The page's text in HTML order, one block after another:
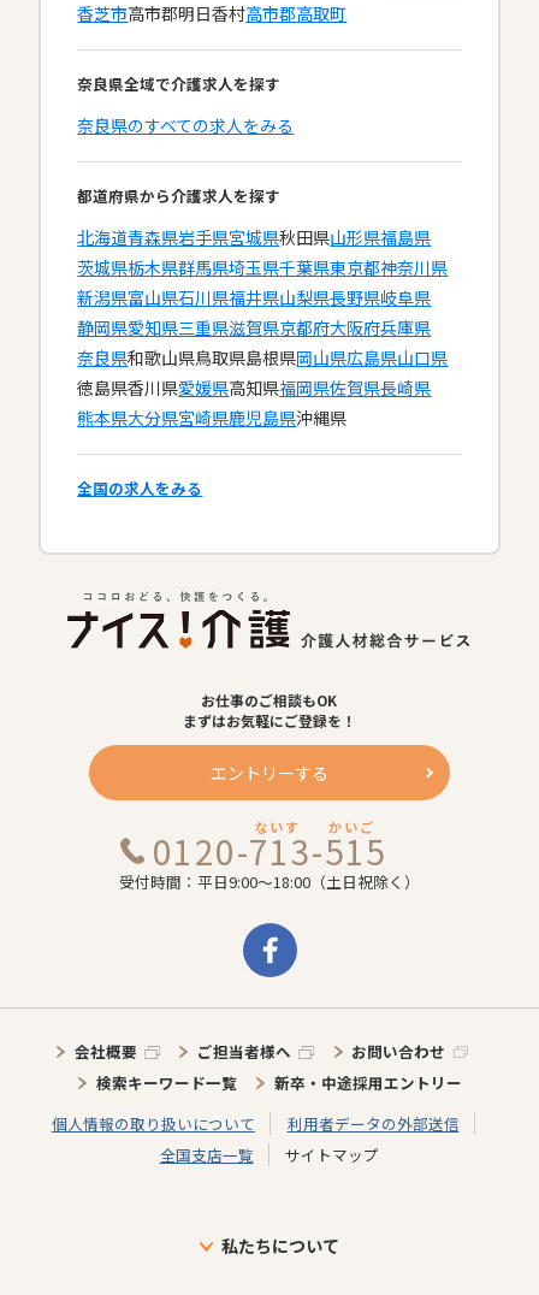
香芝市高市郡明日香村高市郡高取町
奈良県全域で介護求人を探す
奈良県のすべての求人をみる
都道府県から介護求人を探す
北海道青森県岩手県宮城県秋田県山形県福島県
茨城県栃木県群馬県埼玉県千葉県東京都神奈川県
新潟県富山県石川県福井県山梨県長野県岐阜県
静岡県愛知県三重県滋賀県京都府大阪府兵庫県
奈良県和歌山県鳥取県島根県岡山県広島県山口県
徳島県香川県愛媛県高知県福岡県佐賀県長崎県
熊本県大分県宮崎県鹿児島県沖縄県
全国の求人をみる
お仕事のご相談もOK
まずはお気軽にご登録を！
エントリーする
0120-713-515
ないす かいご
受付時間：平日9:00～18:00（土日祝除く）
会社概要 ご担当者様へ
お問い合わせ
検索キーワード一覧
新卒・中途採用エントリー
個人情報の取り扱いについて
利用者データの外部送信
全国支店一覧
サイトマップ
私たちについて